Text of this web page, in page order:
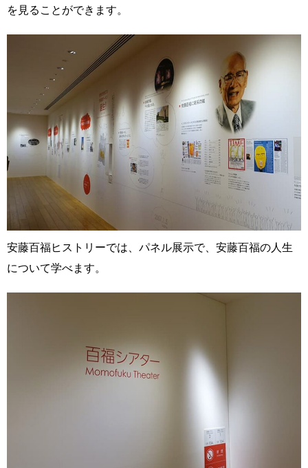
を見ることができます。
安藤百福ヒストリーでは、パネル展示で、安藤百福の人生
について学べます。